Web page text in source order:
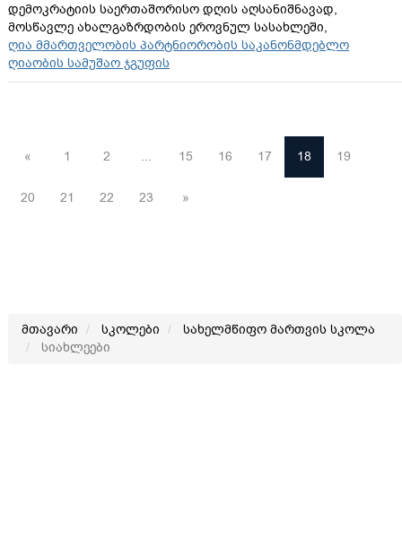
დემოკრატიის საერთაშორისო დღის აღსანიშნავად,
მოსწავლე ახალგაზრდობის ეროვნულ სასახლეში,
ღია მმართველობის პარტნიორობის საკანონმდებლო
ღიაობის სამუშაო ჯგუფის
« 1 2 ... 15 16 17 18 19
20 21 22 23 »
მთავარი სკოლები
სახელმწიფო მართვის სკოლა
სიახლეები